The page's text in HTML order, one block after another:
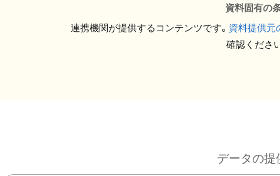
資料固有の
連携機関が提供するコンテンツです。 資料提供元
確認ください
データの提